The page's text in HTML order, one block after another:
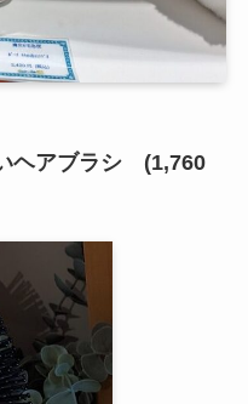
ヘアブラシ (1,760